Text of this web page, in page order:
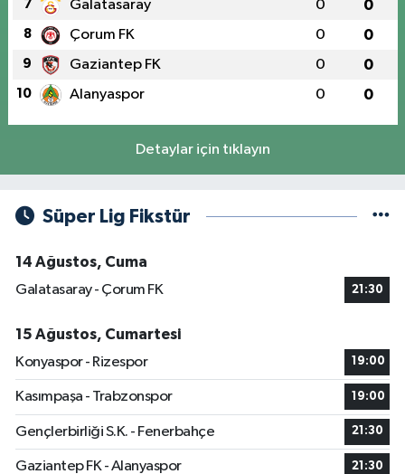
7 Galatasaray 0 0
8 Çorum FK 0 0
9 Gaziantep FK 0 0
10 Alanyaspor 0 0
Detaylar için tıklayın
Süper Lig Fikstür
14 Ağustos, Cuma
Galatasaray - Çorum FK
21:30
15 Ağustos, Cumartesi
Konyaspor - Rizespor
19:00
Kasımpaşa - Trabzonspor 19:00
Gençlerbirliği S.K. - Fenerbahçe 21:30
Gaziantep FK - Alanyaspor 21:30